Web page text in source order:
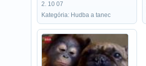
2. 10 07
Kategória: Hudba a tanec